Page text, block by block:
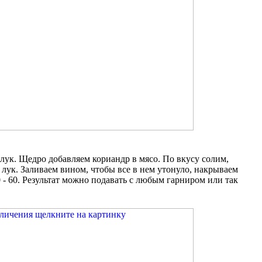
Щедро добавляем кориандр в мясо. По вкусу солим,
Заливаем вином, чтобы все в нем утонуло, накрываем
Результат можно подавать с любым гарниром или так